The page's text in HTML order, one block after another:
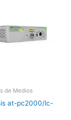
de Medios
at-pc2000/lc-